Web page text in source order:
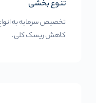
تنوع بخشی
تخصیص سرمایه به
کاهش ریسک کلی.